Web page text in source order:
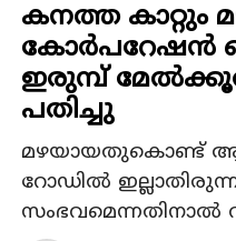
കനത്ത കാറ്റും
കോര്‍പറേഷന്‍
ഇരുമ്പ്
പതിച്ചു
മഴയായതുകൊണ്ട്
റോഡില്‍
സംഭവമെന്നതിനാല്‍